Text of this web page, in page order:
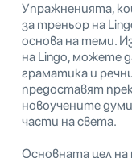
Упражненията,
за треньор на
основа на теми.
на Lingo, можете
граматика и
предоставят
новоучените
части на света.
Основната цел